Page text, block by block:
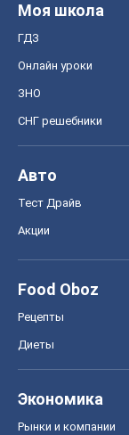
Моя школа
ГДЗ
Онлайн уроки
ЗНО
СНГ решебники
Авто
Тест Драйв
Акции
Food Oboz
Рецепты
Диеты
Экономика
Рынки и компании